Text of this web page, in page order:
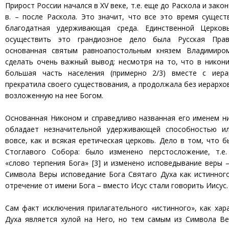
Прирост России начался в XV веке, т.е. еще до Раскола и
в. – после Раскола. Это значит, что все это время
благодатная удерживающая среда. Единственной
осуществить это грандиозное дело была Русская
основанная святым равноапостольным князем
сделать очень важный вывод: несмотря на то, что в
большая часть населения (примерно 2/3) вместе с
прекратила своего существования, а продолжала без
возложенную на нее Богом.
Основанная Никоном и справедливо названная его именем
обладает незначительной удерживающей способностью
вовсе, как и всякая еретическая церковь. Дело в том, что
Стоглавого Собора: было изменено перстосложение,
«слово терпения Бога» [3] и изменено исповедывание веры
Символа Веры исповедание Бога Святаго Духа как
отречение от имени Бога – вместо Исус стали говорить Иисус.
Сам факт исключения прилагательного «истинного», как
Духа является хулой на Него, но тем самым из Символа